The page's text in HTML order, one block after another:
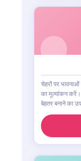
चेहरों पर
का मूल्यांकन
बेहतर बनाने का